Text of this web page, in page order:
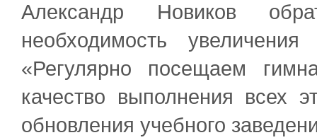
Александр Новиков
необходимость
«Регулярно посещаем
качество выполнения всех
обновления учебного